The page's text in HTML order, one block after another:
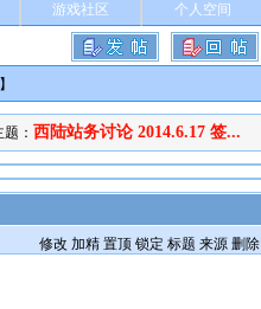
游戏社区 个人空间
： 西陆站务讨论 2014.6.17 签...
修改 加精 置顶 锁定 标题 来源 删除